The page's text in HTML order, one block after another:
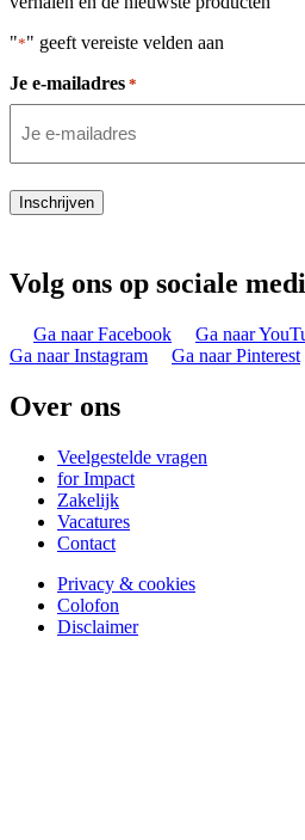
"*" geeft vereiste velden aan
Je e-mailadres *
Inschrijven
Volg ons op sociale
Ga naar Facebook Ga naar
Ga naar Instagram
Ga naar Pinterest
Over ons
Veelgestelde vragen
for Impact
Zakelijk
Vacatures
Contact
Privacy & cookies
Colofon
Disclaimer